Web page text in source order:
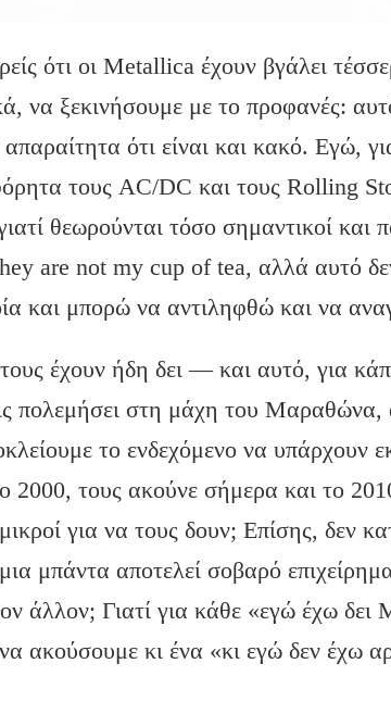
ότι οι Metallica έχουν βγάλει
να ξεκινήσουμε με το προφανές:
ότι είναι και κακό. Εγώ,
τους AC/DC και τους Rolling
θεωρούνται τόσο σημαντικοί και
are not my cup of tea, αλλά αυτό
και μπορώ να αντιληφθώ και να
έχουν ήδη δει — και αυτό, για
πολεμήσει στη μάχη του Μαραθώνα,
το ενδεχόμενο να υπάρχουν
2000, τους ακούνε σήμερα και το
για να τους δουν; Επίσης, δεν
μπάντα αποτελεί σοβαρό
άλλον; Γιατί για κάθε «εγώ έχω δει
ακούσουμε κι ένα «κι εγώ δεν έχω